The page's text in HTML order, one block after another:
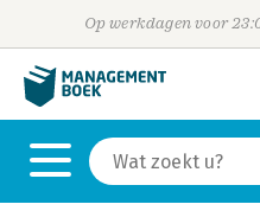
Op werkdagen voor